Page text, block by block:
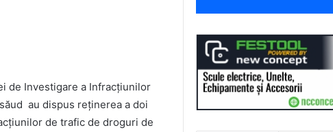
de Investigare a Infracțiunilor
au dispus reținerea a doi
de trafic de droguri de